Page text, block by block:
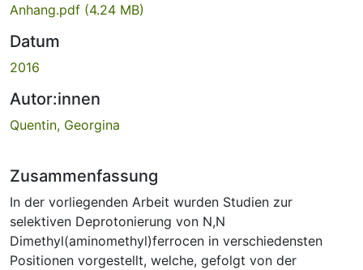
Anhang.pdf (4.24 MB)
Datum
2016
Autor:innen
Quentin, Georgina
Zusammenfassung
In der vorliegenden Arbeit wurden Studien zur
selektiven Deprotonierung von N,N
Dimethyl(aminomethyl)ferrocen in verschiedensten
Positionen vorgestellt, welche, gefolgt von der